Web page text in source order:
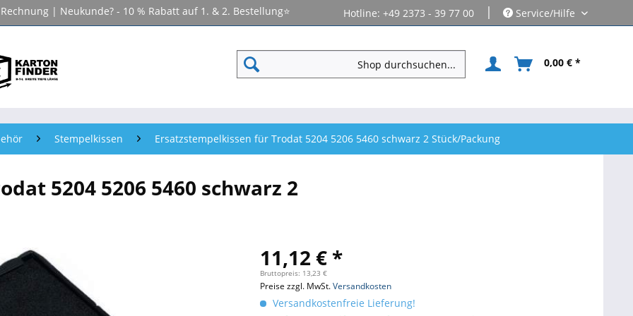
| Neukunde? - 10 % Rabatt auf 1. & 2. Bestellung⭐ Hotline: +49 2373 - 39 77 00 | Service/Hilfe
0,00 € *
Stempelkissen Ersatzstempelkissen für Trodat 5204 5206 5460 schwarz 2 Stück/Packung
5204 5206 5460 schwarz 2
11,12 € *
Bruttopreis: 13,23 €
Preise zzgl. MwSt.Versandkosten
Versandkostenfreie Lieferung!